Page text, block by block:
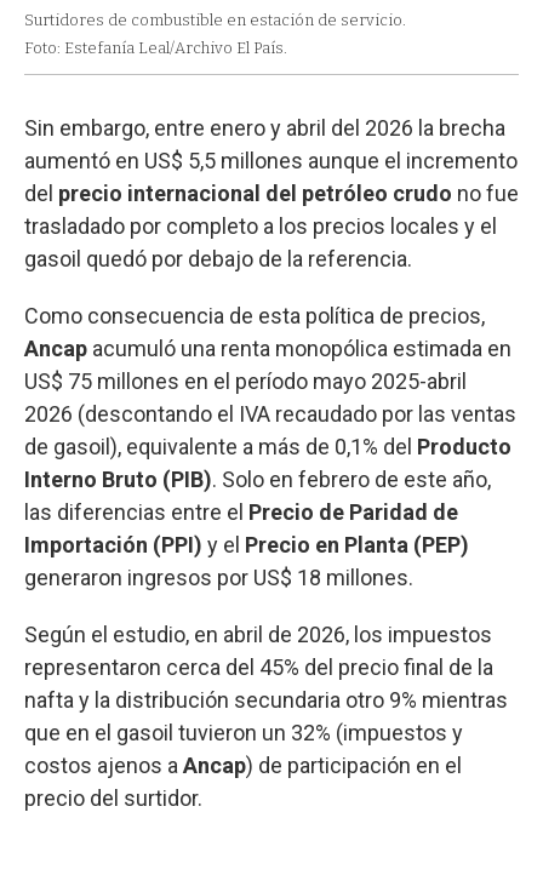
Surtidores de combustible en estación de servicio.
Foto: Estefanía Leal/Archivo El País.
Sin embargo, entre enero y abril del 2026 la brecha
aumentó en US$ 5,5 millones aunque el incremento
del precio internacional del petróleo crudo no fue
trasladado por completo a los precios locales y el
gasoil quedó por debajo de la referencia.
Como consecuencia de esta política de precios,
Ancap acumuló una renta monopólica estimada en
US$ 75 millones en el período mayo 2025-abril
2026 (descontando el IVA recaudado por las ventas
de gasoil), equivalente a más de 0,1% del Producto
Interno Bruto (PIB). Solo en febrero de este año,
las diferencias entre el Precio de Paridad de
Importación (PPI) y el Precio en Planta (PEP)
generaron ingresos por US$ 18 millones.
Según el estudio, en abril de 2026, los impuestos
representaron cerca del 45% del precio final de la
nafta y la distribución secundaria otro 9% mientras
que en el gasoil tuvieron un 32% (impuestos y
costos ajenos a Ancap) de participación en el
precio del surtidor.